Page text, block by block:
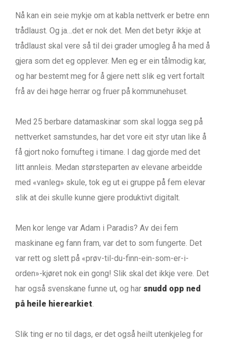
Nå kan ein seie mykje om at kabla nettverk er betre enn
trådlaust. Og ja…det er nok det. Men det betyr ikkje at
trådlaust skal vere så til dei grader umogleg å ha med å
gjera som det eg opplever. Men eg er ein tålmodig kar,
og har bestemt meg for å gjere nett slik eg vert fortalt
frå av dei høge herrar og fruer på kommunehuset.
Med 25 berbare datamaskinar som skal logga seg på
nettverket samstundes, har det vore eit styr utan like å
få gjort noko fornufteg i timane. I dag gjorde med det
litt annleis. Medan størsteparten av elevane arbeidde
med «vanleg» skule, tok eg ut ei gruppe på fem elevar
slik at dei skulle kunne gjere produktivt digitalt.
Men kor lenge var Adam i Paradis? Av dei fem
maskinane eg fann fram, var det to som fungerte. Det
var rett og slett på «prøv-til-du-finn-ein-som-er-i-
orden»-kjøret nok ein gong! Slik skal det ikkje vere. Det
har også svenskane funne ut, og har snudd opp ned
på heile hierearkiet.
Slik ting er no til dags, er det også heilt utenkjeleg for